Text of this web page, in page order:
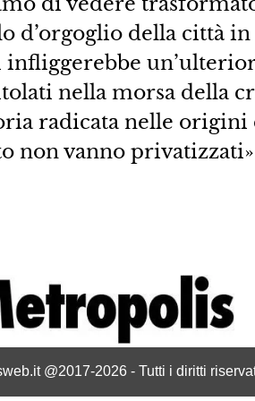
d’orgoglio della città
nella morsa della
radicata nelle
non vanno
@2017-2026 - Tutti i diritti